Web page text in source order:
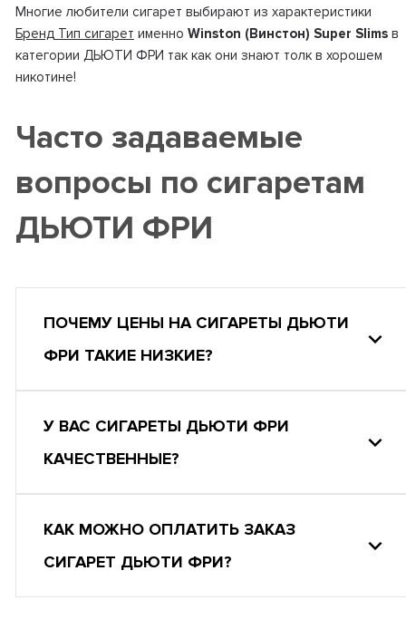
Многие любители сигарет выбирают из характеристики
Бренд Тип сигарет именно Winston (Винстон) Super Slimsв
категории ДЬЮТИ ФРИ так как они знают толк в хорошем
никотине!
Часто задаваемые
вопросы по сигаретам
ДЬЮТИ ФРИ
ПОЧЕМУ ЦЕНЫ НА СИГАРЕТЫ ДЬЮТИ
ФРИ ТАКИЕ НИЗКИЕ?
У ВАС СИГАРЕТЫ ДЬЮТИ ФРИ
КАЧЕСТВЕННЫЕ?
КАК МОЖНО ОПЛАТИТЬ ЗАКАЗ
СИГАРЕТ ДЬЮТИ ФРИ?